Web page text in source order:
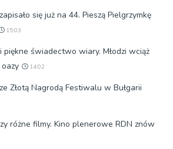
się już na 44. Pieszą Pielgrzymkę
15:03
świadectwo wiary. Młodzi wciąż
14:02
Złotą Nagrodą Festiwalu w Bułgarii
różne filmy. Kino plenerowe RDN znów